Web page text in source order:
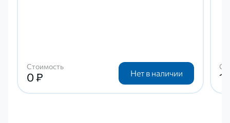
Стоимость
0 ₽ Нет в наличии